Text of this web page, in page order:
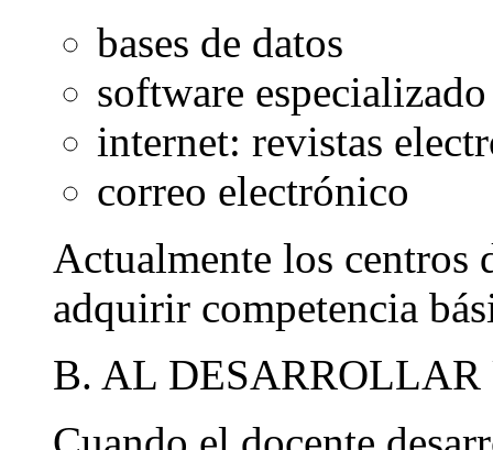
bases de datos
software especializado
internet: revistas
correo electrónico
Actualmente los centros
adquirir competencia
B. AL